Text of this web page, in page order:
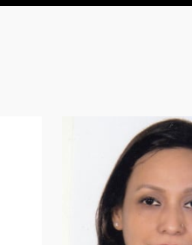
Sharmin
Principal (Acting)